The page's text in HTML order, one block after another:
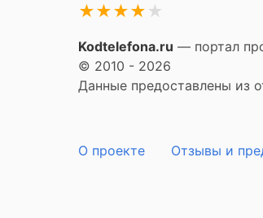
★
★
★
★
★
Kodtelefona.ru — портал
© 2010 - 2026
Данные предоставлены из
О проекте Отзывы и